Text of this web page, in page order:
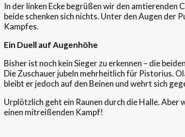
In der linken Ecke begrüßen wir den
beide schenken sich nichts. Unter den Augen der
Kampfes.
Ein Duell auf Augenhöhe
Bisher ist noch kein Sieger zu erkennen – die
Die Zuschauer jubeln mehrheitlich für Pistorius.
bleibt er jedoch auf den Beinen und wehrt sich
Urplötzlich geht ein Raunen durch die Halle.
einen mitreißenden Kampf!